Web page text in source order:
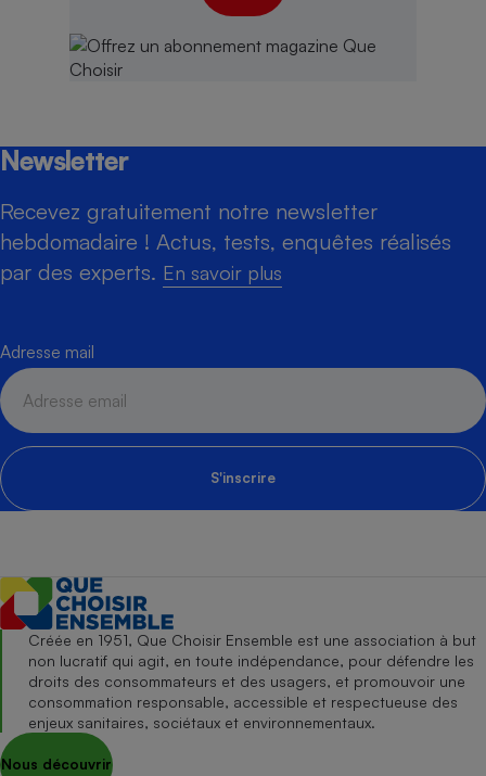
Newsletter
Recevez gratuitement notre newsletter
hebdomadaire ! Actus, tests, enquêtes réalisés
par des experts. En savoir plus
Adresse mail
S'inscrire
Créée en 1951, Que Choisir Ensemble est une association à but
non lucratif qui agit, en toute indépendance, pour défendre les
droits des consommateurs et des usagers, et promouvoir une
consommation responsable, accessible et respectueuse des
enjeux sanitaires, sociétaux et environnementaux.
Nous découvrir